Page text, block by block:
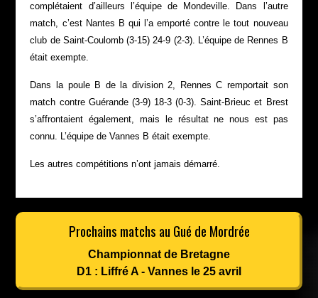
complétaient d’ailleurs l’équipe de Mondeville. Dans l’autre
match, c’est Nantes B qui l’a emporté contre le tout nouveau
club de Saint-Coulomb (3-15) 24-9 (2-3). L’équipe de Rennes B
était exempte.
Dans la poule B de la division 2, Rennes C remportait son
match contre Guérande (3-9) 18-3 (0-3). Saint-Brieuc et Brest
s’affrontaient également, mais le résultat ne nous est pas
connu. L’équipe de Vannes B était exempte.
Les autres compétitions n’ont jamais démarré.
Prochains matchs au Gué de Mordrée
Championnat de Bretagne
D1 : Liffré A - Vannes le 25 avril